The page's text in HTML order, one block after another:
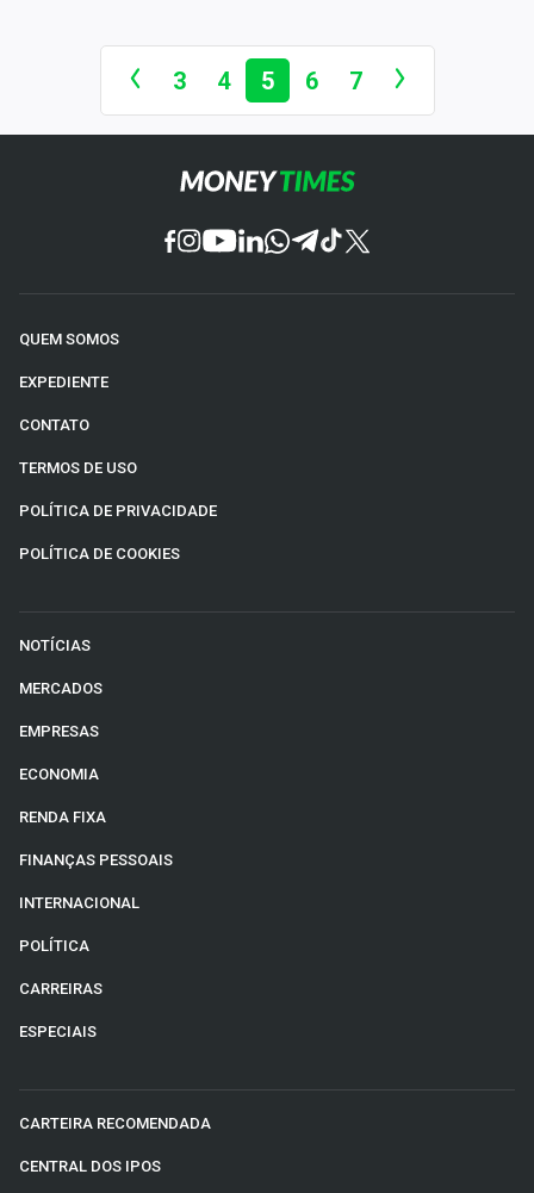
3 4 5 6 7
QUEM SOMOS
EXPEDIENTE
CONTATO
TERMOS DE USO
POLÍTICA DE PRIVACIDADE
POLÍTICA DE COOKIES
NOTÍCIAS
MERCADOS
EMPRESAS
ECONOMIA
RENDA FIXA
FINANÇAS PESSOAIS
INTERNACIONAL
POLÍTICA
CARREIRAS
ESPECIAIS
CARTEIRA RECOMENDADA
CENTRAL DOS IPOS